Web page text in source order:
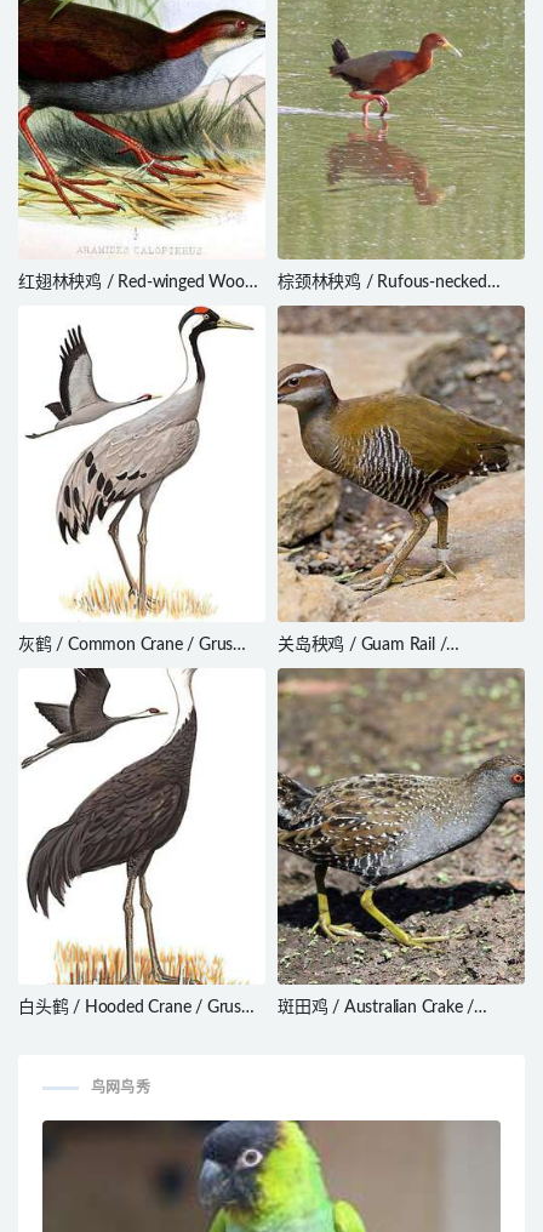
红翅林秧鸡 / Red-winged Wood
Rail / Aramides calopterus
棕颈林秧鸡 / Rufous-necked
Wood Rail / Aramides axillaris
灰鹤 / Common Crane / Grus
关岛秧鸡 / Guam Rail /
Hypotaenidia owstoni
白头鹤 / Hooded Crane / Grus
斑田鸡 / Australian Crake /
鸟网鸟秀